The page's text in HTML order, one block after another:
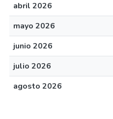
abril 2026
mayo 2026
junio 2026
julio 2026
agosto 2026